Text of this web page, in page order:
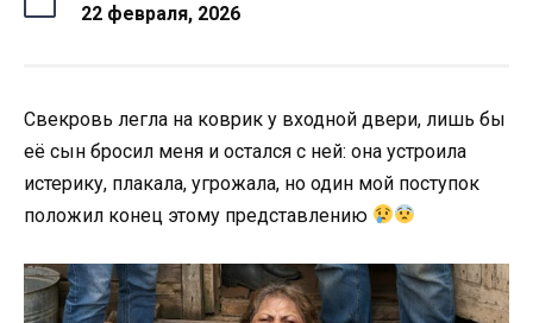
22 февраля, 2026
Свекровь легла на коврик у входной двери, лишь бы
её сын бросил меня и остался с ней: она устроила
истерику, плакала, угрожала, но один мой поступок
положил конец этому представлению